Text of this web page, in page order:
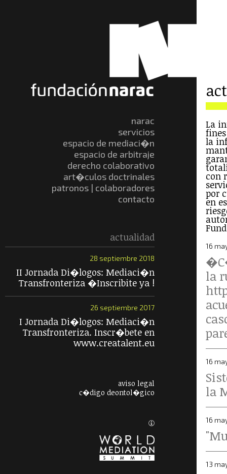
narac
servicios
espacio de mediaci�n
espacio de arbitraje
derecho colaborativo
art�culos doctrinales
patronos | colaboradores
contacto
actualidad
28 septiembre 2018
II Jornada Di�logos: Mediaci�n
Transfronteriza �Inscribite ya !
26 septiembre 2017
I Jornada Di�logos: Mediaci�n
Transfronteriza. Inscr�bete en
www.creatalent.eu
aviso legal
c�digo deontol�gico
La
la
con
por
en
16
la
16
la
16
13